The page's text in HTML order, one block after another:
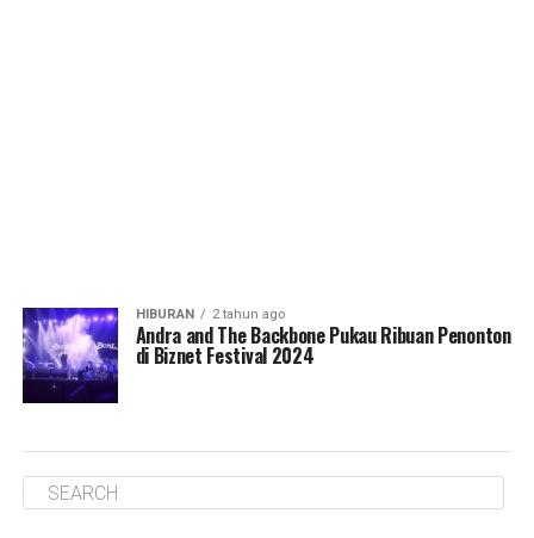
HIBURAN 2 tahun ago
Andra and The Backbone Pukau Ribuan Penonton
di Biznet Festival 2024